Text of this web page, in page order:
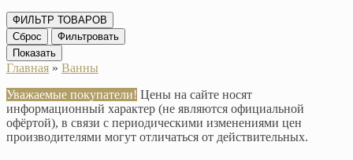
ФИЛЬТР ТОВАРОВ
Сброс
Фильтровать
Показать
Главная » Ванны
Уважаемые покупатели! Цены на сайте носят
информационный характер (не являются официальной
офёртой), в связи с периодическими изменениями цен
производителями могут отличаться от действительных.